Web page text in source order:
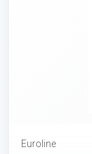
Euroline